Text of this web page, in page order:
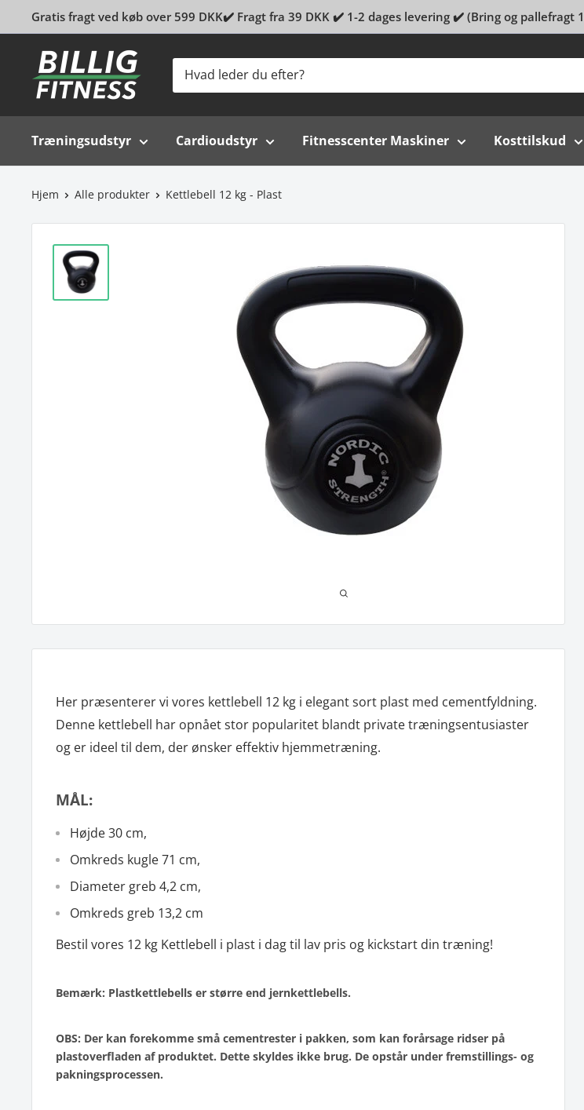
Gratis fragt ved køb over 599 DKK✔️ Fragt fra 39 DKK ✔️ 1-2 dages levering ✔️ (Bring og pallefragt
Billig-
fitness.dk
Træningsudstyr Cardioudstyr Fitnesscenter Maskiner Kosttilskud
Hjem Alle produkter Kettlebell 12 kg - Plast
Her præsenterer vi vores kettlebell 12 kg i elegant sort plast med cementfyldning.
Denne kettlebell har opnået stor popularitet blandt private træningsentusiaster
og er ideel til dem, der ønsker effektiv hjemmetræning.
MÅL:
Højde 30 cm,
Omkreds kugle 71 cm,
Diameter greb 4,2 cm,
Omkreds greb 13,2 cm
Bestil vores 12 kg Kettlebell i plast i dag til lav pris og kickstart din træning!
Bemærk: Plastkettlebells er større end jernkettlebells.
OBS: Der kan forekomme små cementrester i pakken, som kan forårsage ridser på
plastoverfladen af produktet. Dette skyldes ikke brug. De opstår under fremstillings- og
pakningsprocessen.